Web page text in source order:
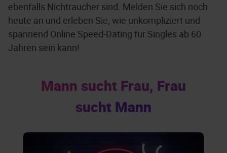
ebenfalls Nichtraucher sind. Melden Sie sich noch
heute an und erleben Sie, wie unkompliziert und
spannend Online Speed-Dating für Singles ab 60
Jahren sein kann!
Mann sucht Frau, Frau
sucht Mann